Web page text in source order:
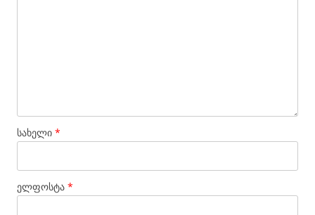
სახელი *
ელფოსტა *